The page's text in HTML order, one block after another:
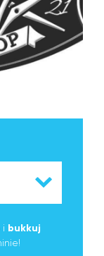
i bukkuj